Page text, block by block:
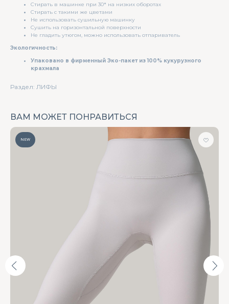
Стирать в машинке при 30* на низких оборотах
Стирать с такими же цветами
Не использовать сушильную машинку
Сушить на горизонтальной поверхности
Не гладить утюгом, можно использовать отпариватель
Экологичность:
Упаковано в фирменный Эко-пакет из 100% кукурузного
крахмала
Раздел: ЛИФЫ
ВАМ МОЖЕТ ПОНРАВИТЬСЯ
NEW